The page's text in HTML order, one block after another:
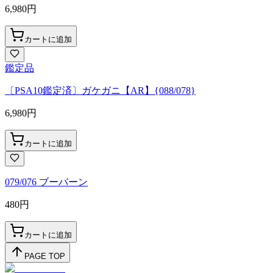
6,980円
カートに追加
鑑定品
〔PSA10鑑定済〕ガケガニ【AR】{088/078}
6,980円
カートに追加
079/076 ブーバーン
480円
カートに追加
PAGE TOP